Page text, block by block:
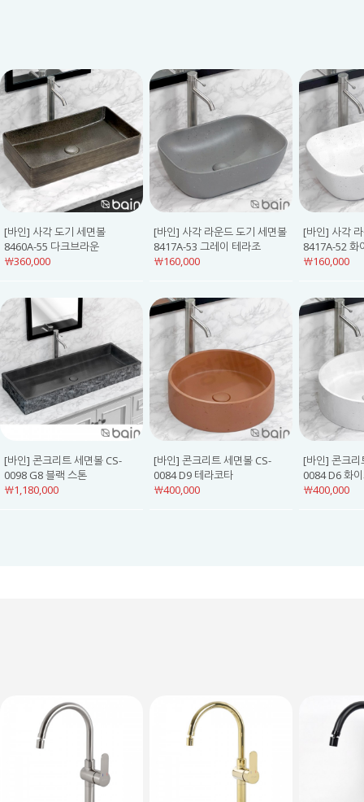
[바인] 사각 도기 세면볼
8460A-55 다크브라운
￦360,000
[바인] 사각 라운드 도기 세면볼
8417A-53 그레이 테라조
￦160,000
[바인] 사각
8417A-52 화
￦160,000
[바인] 콘크리트 세면볼 CS-
0098 G8 블랙 스톤
￦1,180,000
[바인] 콘크리트 세면볼 CS-
0084 D9 테라코타
￦400,000
[바인] 콘크리
0084 D6 화
￦400,000